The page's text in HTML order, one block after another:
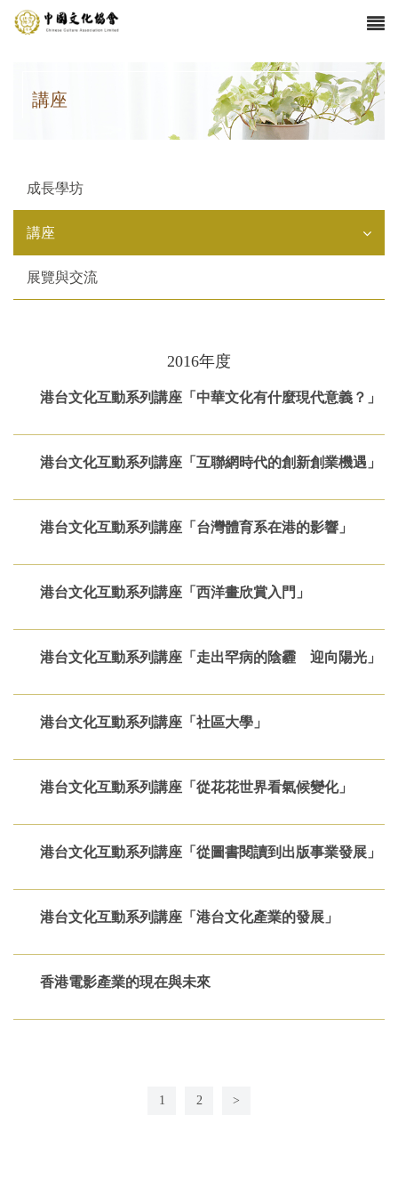
講座
成長學坊
講座
展覽與交流
2016年度
港台文化互動系列講座「中華文化有什麼現代意義？」
港台文化互動系列講座「互聯網時代的創新創業機遇」
港台文化互動系列講座「台灣體育系在港的影響」
港台文化互動系列講座「西洋畫欣賞入門」
港台文化互動系列講座「走出罕病的陰霾 迎向陽光」
港台文化互動系列講座「社區大學」
港台文化互動系列講座「從花花世界看氣候變化」
港台文化互動系列講座「從圖書閱讀到出版事業發展」
港台文化互動系列講座「港台文化產業的發展」
香港電影產業的現在與未來
1 2 >